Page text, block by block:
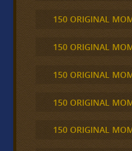
150 ORIGINAL
150 ORIGINAL
150 ORIGINAL
150 ORIGINAL
150 ORIGINAL